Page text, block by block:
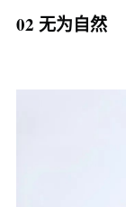
02 无为自然